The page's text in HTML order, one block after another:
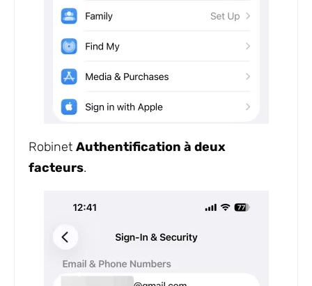
Robinet Authentification à deux
facteurs.